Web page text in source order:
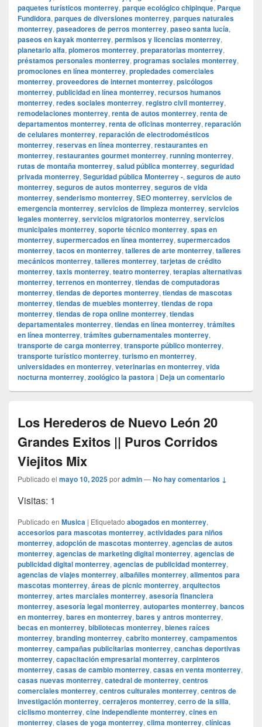
paquetes turísticos monterrey, parque ecológico chipinque, Parque
Fundidora, parques de diversiones monterrey, parques naturales
monterrey, paseadores de perros monterrey, paseo santa lucía,
paseos en kayak monterrey, permisos y licencias monterrey,
planetario alfa, plomeros monterrey, preparatorias monterrey,
préstamos personales monterrey, programas sociales monterrey,
promociones en línea monterrey, propiedades comerciales
monterrey, proveedores de internet monterrey, psicólogos
monterrey, publicidad en línea monterrey, recursos humanos
monterrey, redes sociales monterrey, registro civil monterrey,
remodelaciones monterrey, renta de autos monterrey, renta de
departamentos monterrey, renta de oficinas monterrey, reparación
de celulares monterrey, reparación de electrodomésticos
monterrey, reservas en línea monterrey, restaurantes en
monterrey, restaurantes gourmet monterrey, running monterrey,
rutas de montaña monterrey, salud pública monterrey, seguridad
privada monterrey, Seguridad pública Monterrey -, seguros de auto
monterrey, seguros de autos monterrey, seguros de vida
monterrey, senderismo monterrey, SEO monterrey, servicios de
emergencia monterrey, servicios de limpieza monterrey, servicios
legales monterrey, servicios migratorios monterrey, servicios
municipales monterrey, soporte técnico monterrey, spas en
monterrey, supermercados en línea monterrey, supermercados
monterrey, tacos en monterrey, talleres de arte monterrey, talleres
mecánicos monterrey, talleres monterrey, tarjetas de crédito
monterrey, taxis monterrey, teatro monterrey, terapias alternativas
monterrey, terrenos en monterrey, tiendas de computadoras
monterrey, tiendas de deportes monterrey, tiendas de mascotas
monterrey, tiendas de muebles monterrey, tiendas de ropa
monterrey, tiendas de ropa online monterrey, tiendas
departamentales monterrey, tiendas en línea monterrey, trámites
en línea monterrey, trámites gubernamentales monterrey,
transporte de carga monterrey, transporte público monterrey,
transporte turístico monterrey, turismo en monterrey,
universidades en monterrey, veterinarias en monterrey, vida
nocturna monterrey, zoológico la pastora | Deja un comentario
Los Herederos de Nuevo León 20
Grandes Exitos || Puros Corridos
Viejitos Mix
Publicado el mayo 10, 2025poradmin—No hay comentarios ↓
Visitas: 1
Publicado en Musica | Etiquetado abogados en monterrey,
accesorios para mascotas monterrey, actividades para niños
monterrey, adopción de mascotas monterrey, agencias de autos
monterrey, agencias de marketing digital monterrey, agencias de
publicidad digital monterrey, agencias de publicidad monterrey,
agencias de viajes monterrey, albañiles monterrey, alimentos para
mascotas monterrey, áreas de picnic monterrey, arquitectos
monterrey, artes marciales monterrey, asesoría financiera
monterrey, asesoría legal monterrey, autopartes monterrey, bancos
en monterrey, bares en monterrey, bares y antros monterrey,
becas en monterrey, bibliotecas monterrey, bienes raíces
monterrey, branding monterrey, cabrito monterrey, campamentos
monterrey, campañas publicitarias monterrey, canchas deportivas
monterrey, capacitación empresarial monterrey, carpinteros
monterrey, casas de cambio monterrey, casas en venta monterrey,
casas nuevas monterrey, catedral de monterrey, centros
comerciales monterrey, centros culturales monterrey, centros de
investigación monterrey, cerrajeros monterrey, cerro de la silla,
ciclismo monterrey, cine independiente monterrey, cines en
monterrey, clases de yoga monterrey, clima monterrey, clínicas